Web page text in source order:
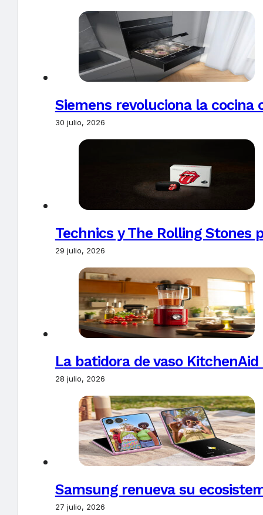
Siemens revoluciona la
30 julio, 2026
Technics y The Rolling Stones
29 julio, 2026
La batidora de vaso
28 julio, 2026
Samsung renueva su
27 julio, 2026